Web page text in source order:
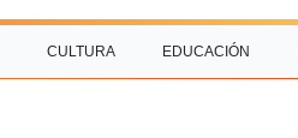
CULTURA EDUCACIÓN